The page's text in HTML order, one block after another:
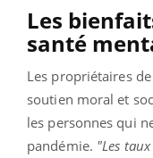
Les
santé
Les propriétaires
soutien moral et
les personnes qui
pandémie. "Les